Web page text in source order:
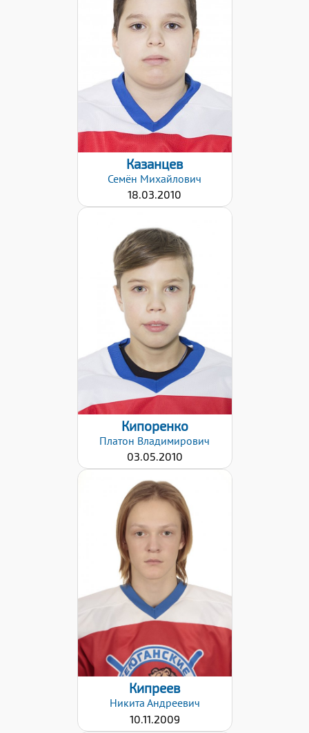
Дата заявки:
09.12.2021
Казанцев
Семён Михайлович
18.03.2010
Хват клюшки:
Левый
Дата заявки:
09.12.2021
Кипоренко
Платон Владимирович
03.05.2010
Хват клюшки:
Правый
Дата заявки:
09.12.2021
Кипреев
Никита Андреевич
10.11.2009